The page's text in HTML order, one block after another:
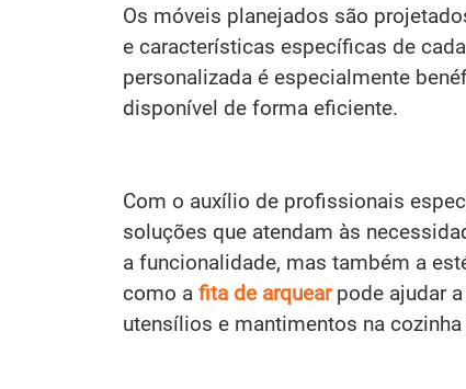
Os móveis planejados são
e características específicas de
personalizada é especialmente
disponível de forma eficiente.
Com o auxílio de profissionais
soluções que atendam às
a funcionalidade, mas também a
como a fita de arquear pode ajudar
utensílios e mantimentos na